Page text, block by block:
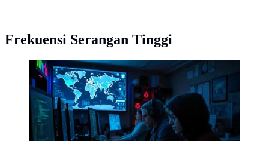
Frekuensi Serangan Tinggi
Ilustrasi peretas atau cyber hacker internet atau kripto.
(Foto by AI)